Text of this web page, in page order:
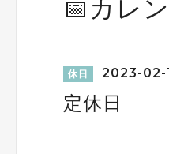
📅カレ
休日 2023-02-
定休日